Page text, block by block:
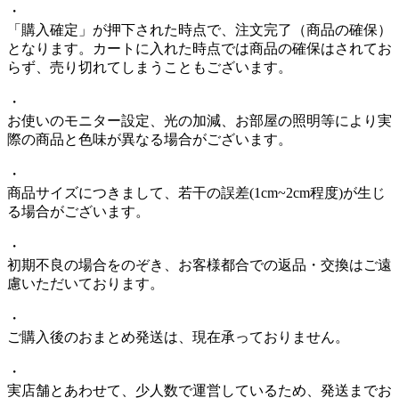
・
「購入確定」が押下された時点で、注文完了（商品の確保）
となります。カートに入れた時点では商品の確保はされてお
らず、売り切れてしまうこともございます。
・
お使いのモニター設定、光の加減、お部屋の照明等により実
際の商品と色味が異なる場合がございます。
・
商品サイズにつきまして、若干の誤差(1cm~2cm程度)が生じ
る場合がございます。
・
初期不良の場合をのぞき、お客様都合での返品・交換はご遠
慮いただいております。
・
ご購入後のおまとめ発送は、現在承っておりません。
・
実店舗とあわせて、少人数で運営しているため、発送までお